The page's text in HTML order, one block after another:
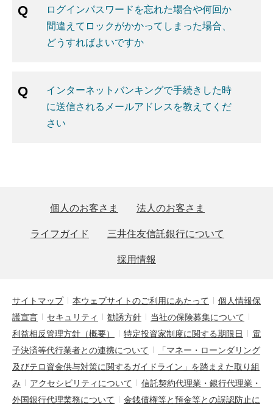
ログインパスワードを忘れた場合や何回か
間違えてロックがかかってしまった場合、
どうすればよいですか
インターネットバンキングで手続きした時
に送信されるメールアドレスを教えてくだ
さい
個人のお客さま
法人のお客さま
ライフガイド
三井住友信託銀行について
採用情報
サイトマップ 本ウェブサイトのご利用にあたって
個人情報保
護宣言
セキュリティ 勧誘方針
当社の保険募集について
利益相反管理方針（概要）
特定投資家制度に関する期限日
電
子決済等代行業者との連携について
「マネー・ローンダリング
及びテロ資金供与対策に関するガイドライン」を踏まえた取り組
み
アクセシビリティについて
信託契約代理業・銀行代理業・
外国銀行代理業務について
金銭債権等と預金等との誤認防止に